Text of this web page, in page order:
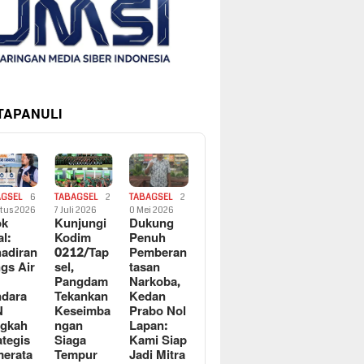
6
2026
Air
TABAGSEL
2
7 Juli 2026
Kunjungi
Kodim
0212/Tap
sel,
Pangdam
Tekankan
Keseimba
ngan
Siaga
Tempur
TABAGSEL
2
0 Mei 2026
Dukung
Penuh
Pemberan
tasan
Narkoba,
Kedan
Prabo Nol
Lapan:
Kami Siap
Jadi Mitra